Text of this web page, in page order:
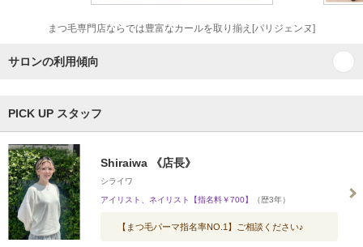
まつ毛専門店ならでは豊富なカールを取り揃え[パリジェンヌ]
サロンの利用傾向
PICK UP スタッフ
Shiraiwa 《店長》
シライワ
アイリスト、ネイリスト【指名料￥700】 （歴3年）
【まつ毛パーマ指名率NO.1】ご相談ください♪